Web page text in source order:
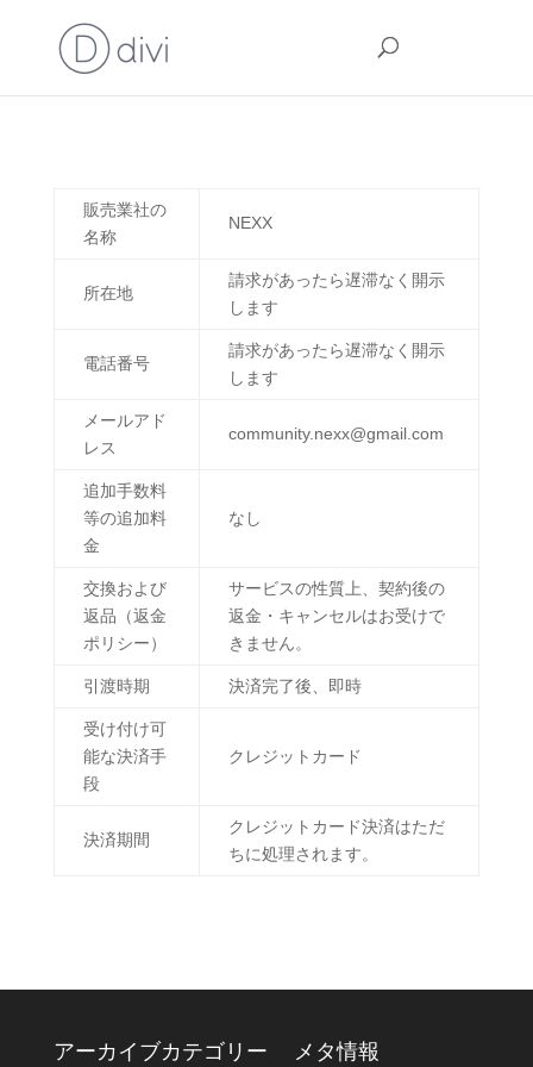
販売業社の
名称
NEXX
所在地
請求があったら遅滞なく開示
します
電話番号
請求があったら遅滞なく開示
します
メールアド
レス
community.nexx@gmail.com
追加手数料
等の追加料
金
なし
交換および
返品（返金
ポリシー）
サービスの性質上、契約後の
返金・キャンセルはお受けで
きません。
引渡時期 決済完了後、即時
受け付け可
能な決済手
段
クレジットカード
決済期間
クレジットカード決済はただ
ちに処理されます。
アーカイブカテゴリー メタ情報